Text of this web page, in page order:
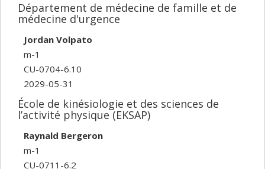
Département de médecine de famille et de
médecine d'urgence
Jordan Volpato
m-1
CU-0704-6.10
2029-05-31
École de kinésiologie et des sciences de
l’activité physique (EKSAP)
Raynald Bergeron
m-1
CU-0711-6.2